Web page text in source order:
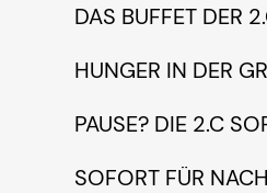
DAS BUFFET DER
HUNGER IN DER
AUSE? DIE 2.C
OFORT FÜR